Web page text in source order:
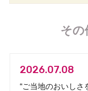
その
2026.07.08
“ご当地のおいしさ